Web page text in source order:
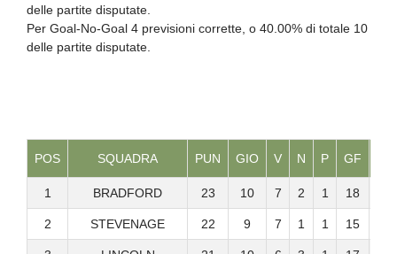
delle partite disputate.
Per Goal-No-Goal 4 previsioni corrette, o 40.00% di totale 10
delle partite disputate.
POS SQUADRA PUN GIO V N P GF
1 BRADFORD 23 10 7 2 1 18
2 STEVENAGE 22 9 7 1 1 15